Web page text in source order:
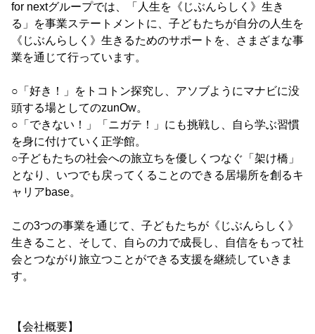
for nextグループでは、「人生を《じぶんらしく》生き
る」を事業ステートメントに、子どもたちが自分の人生を
《じぶんらしく》生きるためのサポートを、さまざまな事
業を通じて行っています。
○「好き！」をトコトン探究し、アソブようにマナビに没
頭する場としてのzunOw。
○「できない！」「ニガテ！」にも挑戦し、自ら学ぶ習慣
を身に付けていく正学館。
○子どもたちの社会への旅立ちを優しくつなぐ「架け橋」
となり、いつでも戻ってくることのできる居場所を創るキ
ャリアbase。
この3つの事業を通じて、子どもたちが《じぶんらしく》
生きること、そして、自らの力で成長し、自信をもって社
会とつながり旅立つことができる支援を継続していきま
す。
【会社概要】